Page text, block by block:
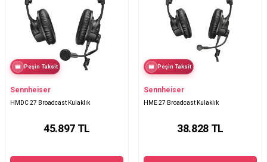
Peşin Taksit
Sennheiser
HMDC 27 Broadcast Kulaklık
45.897TL
Peşin Taksit
Sennheiser
HME 27 Broadcast Kulaklık
38.828TL